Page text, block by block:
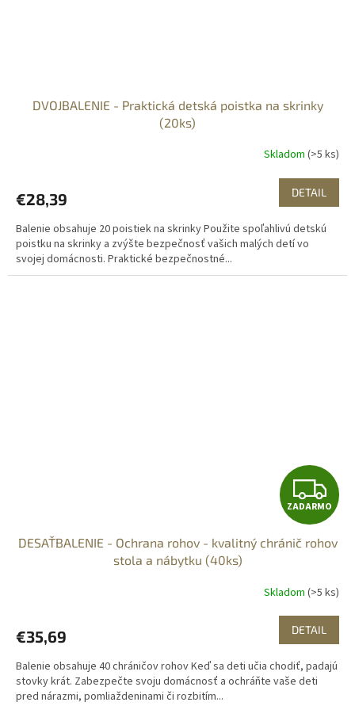
DVOJBALENIE - Praktická detská poistka na skrinky
(20ks)
Skladom (>5 ks)
€28,39 DETAIL
Balenie obsahuje 20 poistiek na skrinky Použite spoľahlivú detskú
poistku na skrinky a zvýšte bezpečnosť vašich malých detí vo
svojej domácnosti. Praktické bezpečnostné...
Z
A
D
A
R
M
ZADARMO
DESAŤBALENIE - Ochrana rohov - kvalitný chránič rohov
stola a nábytku (40ks)
Skladom (>5 ks)
€35,69 DETAIL
Balenie obsahuje 40 chráničov rohov Keď sa deti učia chodiť, padajú
stovky krát. Zabezpečte svoju domácnosť a ochráňte vaše deti
pred nárazmi, pomliaždeninami či rozbitím...